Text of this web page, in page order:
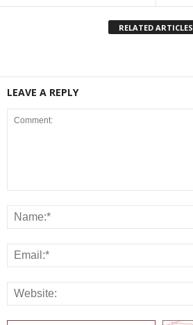
RELATED ARTICLES
LEAVE A REPLY